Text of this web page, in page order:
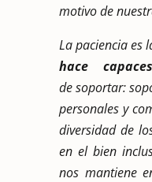
motivo de
La paciencia es
hace
de soportar:
personales y
diversidad de
en el bien
nos mantiene